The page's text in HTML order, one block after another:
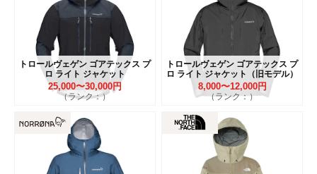
トロールヴェゲン ゴアテックス プ
ロ ライト ジャケット
25,000〜30,000円
（ランク：）
トロールヴェゲン ゴアテックス プ
ロ ライト ジャケット（旧モデル）
8,000〜12,000円
（ランク：）